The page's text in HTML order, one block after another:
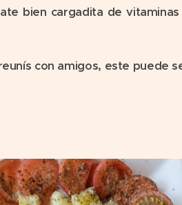
bien cargadita de
con amigos, este puede